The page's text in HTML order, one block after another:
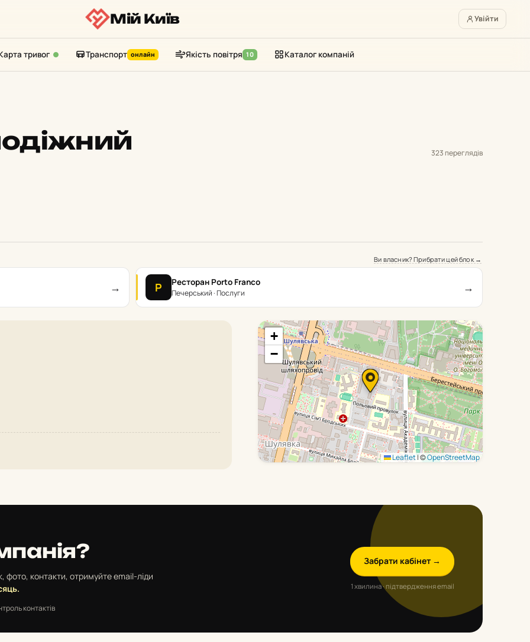
Мій Київ Увійти
тривог Транспорт онлайн Якість повітря 10 Каталог компаній
323 переглядів
Ви власник? Прибрати цей блок →
→ Р Ресторан Porto Franco
Печерський · Послуги →
+
−
Leaflet|©OpenStreetMap
фото, контакти, отримуйте email-ліди
контактів
Забрати кабінет →
1 хвилина · підтвердження email